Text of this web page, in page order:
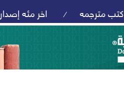
كتب مترجمه / اخر مئه إصدار